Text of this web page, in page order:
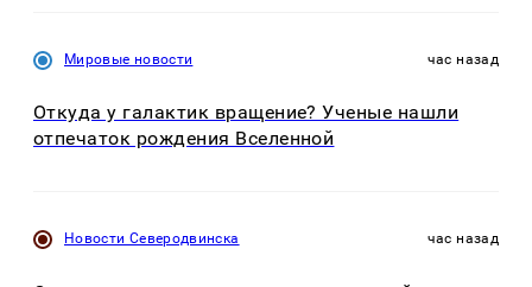
Мировые новости час назад
Откуда у галактик вращение? Ученые нашли
отпечаток рождения Вселенной
Новости Северодвинска час назад